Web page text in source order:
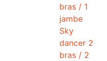
bras / 1
jambe
Sky
dancer 2
bras / 2